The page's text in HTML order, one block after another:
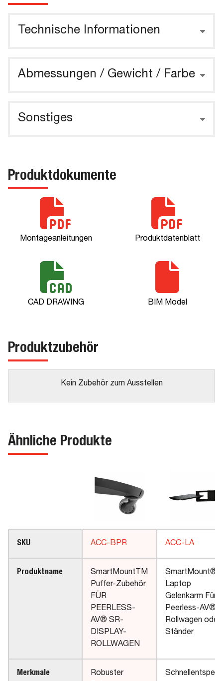
Technische Informationen
Abmessungen / Gewicht / Farbe
Sonstiges
Produktdokumente
Montageanleitungen Produktdatenblatt
CAD DRAWING BIM Model
Produktzubehör
Kein Zubehör zum Ausstellen
Ähnliche Produkte
SKU ACC-BPR ACC-LA
Produktname
SmartMountTM
Puffer-Zubehör
FÜR
PEERLESS-
AV® SR-
DISPLAY-
ROLLWAGEN
SmartMount®
Laptop
Gelenkarm Für
Peerless-AV®
Rollwagen oder
Ständer
Merkmale
Robuster